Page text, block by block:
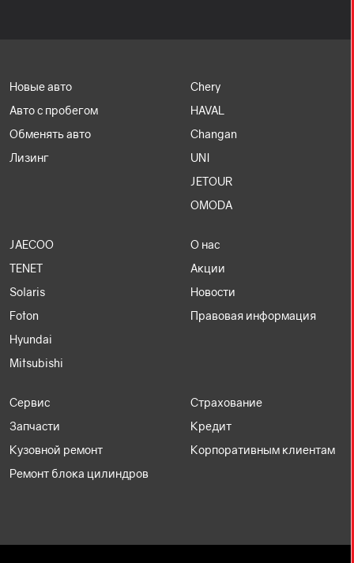
Новые авто
Авто с пробегом
Обменять авто
Лизинг
Chery
HAVAL
Changan
UNI
JETOUR
OMODA
JAECOO
TENET
Solaris
Foton
Hyundai
Mitsubishi
О нас
Акции
Новости
Правовая информация
Сервис
Запчасти
Кузовной ремонт
Ремонт блока цилиндров
Страхование
Кредит
Корпоративным клиентам